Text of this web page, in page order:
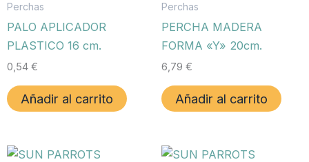
Perchas
PALO APLICADOR
PLASTICO 16 cm.
0,54 €
Añadir al carrito
Perchas
PERCHA MADERA
FORMA «Y» 20cm.
6,79 €
Añadir al carrito